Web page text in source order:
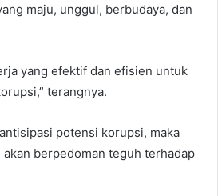
maju, unggul, berbudaya, dan
yang efektif dan efisien untuk
terangnya.
potensi korupsi, maka
berpedoman teguh terhadap